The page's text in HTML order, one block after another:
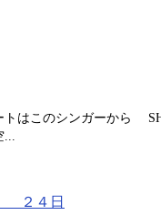
はこのシンガーから
...